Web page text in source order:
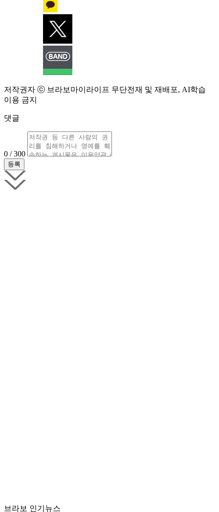
저작권자 ⓒ 브라보마이라이프 무단전재 및 재배포, AI학습
이용 금지
댓글
0 / 300
브라보 인기뉴스